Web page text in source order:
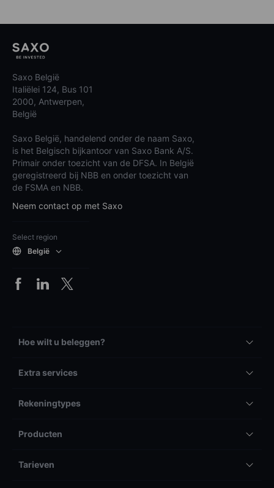
Saxo België
Italiëlei 124, Bus 101
2000, Antwerpen,
België
Saxo België, handelend onder de naam Saxo,
is het Belgisch bijkantoor van Saxo Bank A/S.
Primair onder toezicht van de DFSA. In België
geregistreerd bij NBB en onder toezicht van
de FSMA en NBB.
Neem contact op met Saxo
Select region
België
Hoe wilt u beleggen?
Extra services
Rekeningtypes
Producten
Tarieven